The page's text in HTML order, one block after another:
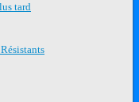
tard